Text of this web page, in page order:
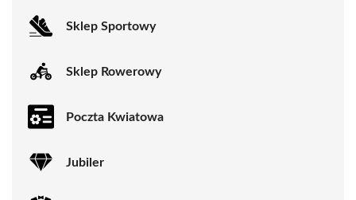
Sklep Sportowy
Sklep Rowerowy
Poczta Kwiatowa
Jubiler